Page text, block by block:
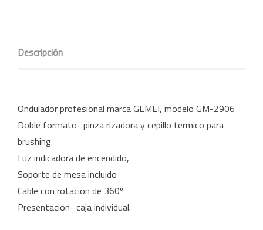
Descripción
Ondulador profesional marca GEMEI, modelo GM-2906
Doble formato- pinza rizadora y cepillo termico para
brushing.
Luz indicadora de encendido,
Soporte de mesa incluido
Cable con rotacion de 360º
Presentacion- caja individual.